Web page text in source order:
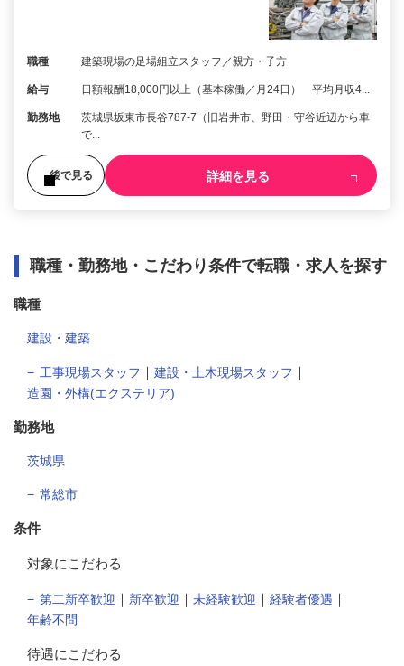
職種 建築現場の足場組立スタッフ／親方・子方
給与 日額報酬18,000円以上（基本稼働／月24日） 平均月収4...
勤務地
茨城県坂東市長谷787-7（旧岩井市、野田・守谷近辺から車
で...
後で見る 詳細を見る
職種・勤務地・こだわり条件で転職・求人を探す
職種
建設・建築
工事現場スタッフ ｜ 建設・土木現場スタッフ ｜
造園・外構(エクステリア)
勤務地
茨城県
常総市
条件
対象にこだわる
第二新卒歓迎 ｜ 新卒歓迎 ｜ 未経験歓迎 ｜ 経験者優遇 ｜
年齢不問
待遇にこだわる